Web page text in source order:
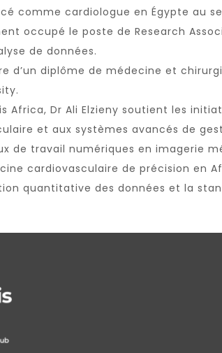
comme cardiologue en Égypte au
occupé le poste de Research
de données.
d’un diplôme de médecine et
.
Africa, Dr Ali Elzieny soutient les
et aux systèmes avancés de
de travail numériques en imagerie
cardiovasculaire de précision en
quantitative des données et la